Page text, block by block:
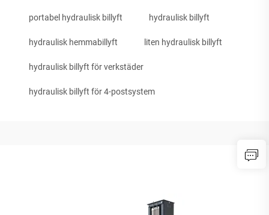
portabel hydraulisk billyft hydraulisk billyft
hydraulisk hemmabillyft liten hydraulisk billyft
hydraulisk billyft för verkstäder
hydraulisk billyft för 4-postsystem